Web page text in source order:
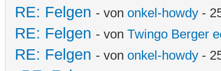
RE: Felgen - von onkel-howdy -
RE: Felgen - von Twingo Berger
RE: Felgen - von onkel-howdy -